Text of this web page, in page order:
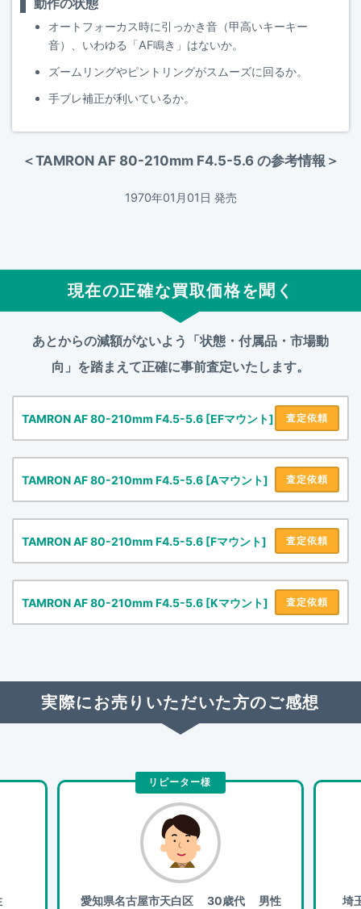
動作の状態
オートフォーカス時に引っかき音（甲高いキーキー
音）、いわゆる「AF鳴き」はないか。
ズームリングやピントリングがスムーズに回るか。
手ブレ補正が利いているか。
＜TAMRON AF 80-210mm F4.5-5.6 の参考情報＞
1970年01月01日 発売
現在の正確な買取価格を聞く
あとからの減額がないよう「状態・付属品・市場動
向」を踏まえて正確に事前査定いたします。
TAMRON AF 80-210mm F4.5-5.6 [EFマウント] 査定依頼
TAMRON AF 80-210mm F4.5-5.6 [Aマウント] 査定依頼
TAMRON AF 80-210mm F4.5-5.6 [Fマウント] 査定依頼
TAMRON AF 80-210mm F4.5-5.6 [Kマウント] 査定依頼
実際にお売りいただいた方のご感想
リピーター様
愛知県名古屋市天白区30歳代 男性
埼